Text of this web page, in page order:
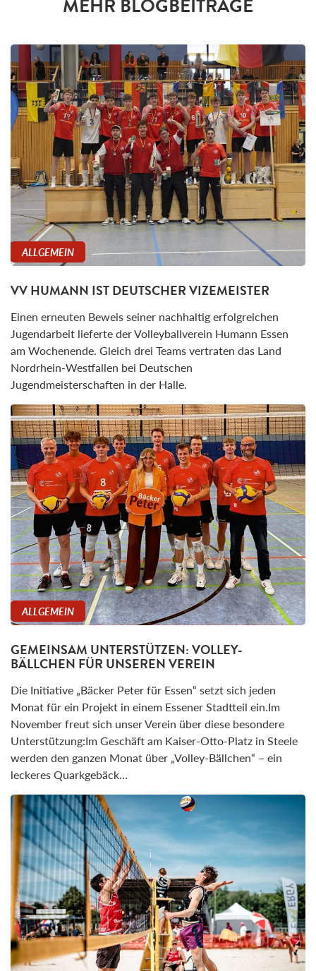
MEHR BLOGBEITRÄGE
ALLGEMEIN
VV HUMANN IST DEUTSCHER VIZEMEISTER
Einen erneuten Beweis seiner nachhaltig erfolgreichen
Jugendarbeit lieferte der Volleyballverein Humann Essen
am Wochenende. Gleich drei Teams vertraten das Land
Nordrhein-Westfallen bei Deutschen
Jugendmeisterschaften in der Halle.
ALLGEMEIN
GEMEINSAM UNTERSTÜTZEN: VOLLEY-
BÄLLCHEN FÜR UNSEREN VEREIN
Die Initiative „Bäcker Peter für Essen“ setzt sich jeden
Monat für ein Projekt in einem Essener Stadtteil ein.Im
November freut sich unser Verein über diese besondere
Unterstützung:Im Geschäft am Kaiser-Otto-Platz in Steele
werden den ganzen Monat über „Volley-Bällchen“ – ein
leckeres Quarkgebäck…